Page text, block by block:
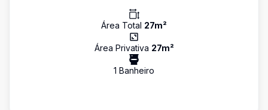
Área Total 27m²
Área Privativa 27m²
1 Banheiro